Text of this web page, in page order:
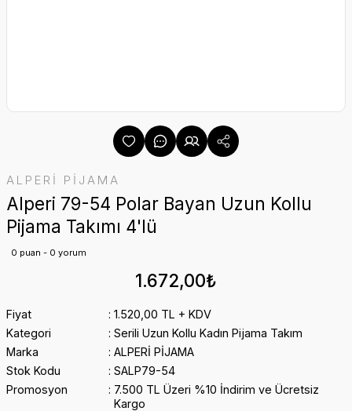
ALPERİ PİJAMA
Alperi 79-54 Polar Bayan Uzun Kollu
Pijama Takımı 4'lü
0 puan - 0 yorum
1.672,00₺
Fiyat
1.520,00 TL + KDV
Kategori
Serili Uzun Kollu Kadın Pijama Takım
Marka
ALPERİ PİJAMA
Stok Kodu
SALP79-54
Promosyon
7.500 TL Üzeri %10 İndirim ve Ücretsiz
Kargo